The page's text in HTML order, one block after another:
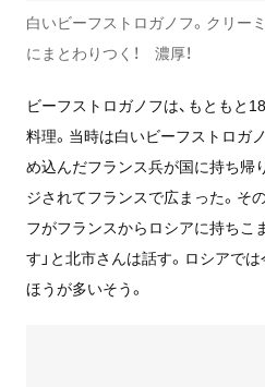
白いビーフストロガノフ。クリー
にまとわりつく！ 濃厚！
ビーフストロガノフは、もともと
料理。当時は白いビーフストロガ
め込んだフランス兵が国に持ち帰
ジされてフランスで広まった。そ
フがフランスからロシアに持ちこ
す」と北市さんは話す。ロシアで
ほうが多いそう。